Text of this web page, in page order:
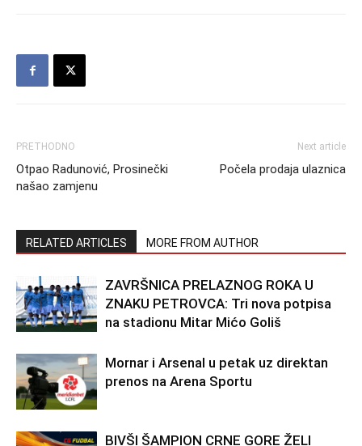
PRETHODNO
Otpao Radunović, Prosinečki
našao zamjenu
Next article
Počela prodaja ulaznica
RELATED ARTICLES MORE FROM AUTHOR
ZAVRŠNICA PRELAZNOG ROKA U
ZNAKU PETROVCA: Tri nova potpisa
na stadionu Mitar Mićo Goliš
Mornar i Arsenal u petak uz direktan
prenos na Arena Sportu
BIVŠI ŠAMPION CRNE GORE ŽELI